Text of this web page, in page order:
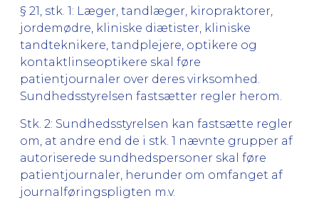
§ 21, stk. 1: Læger, tandlæger, kiropraktorer,
jordemødre, kliniske diætister, kliniske
tandteknikere, tandplejere, optikere og
kontaktlinseoptikere skal føre
patientjournaler over deres virksomhed.
Sundhedsstyrelsen fastsætter regler herom.
Stk. 2: Sundhedsstyrelsen kan fastsætte regler
om, at andre end de i stk. 1 nævnte grupper af
autoriserede sundhedspersoner skal føre
patientjournaler, herunder om omfanget af
journalføringspligten m.v.